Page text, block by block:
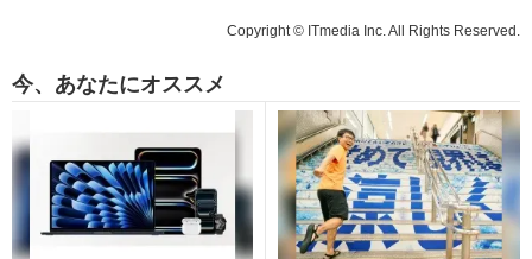
Copyright © ITmedia Inc. All Rights Reserved.
今、あなたにオススメ